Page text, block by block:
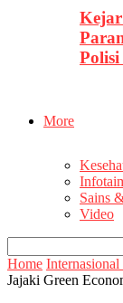
More
Sains
Video
Home Internasional
Jajaki Green